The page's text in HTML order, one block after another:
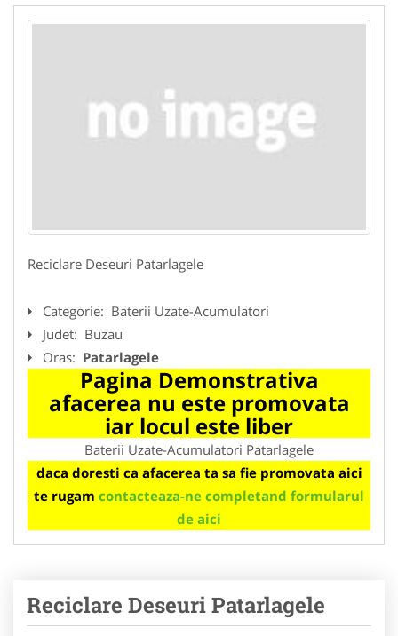
Reciclare Deseuri Patarlagele
Categorie: Baterii Uzate-Acumulatori
Judet: Buzau
Oras: Patarlagele
Pagina Demonstrativa
afacerea nu este promovata
iar locul este liber
Baterii Uzate-Acumulatori Patarlagele
daca doresti ca afacerea ta sa fie promovata aici
te rugam contacteaza-ne completand formularul
de aici
Reciclare Deseuri Patarlagele